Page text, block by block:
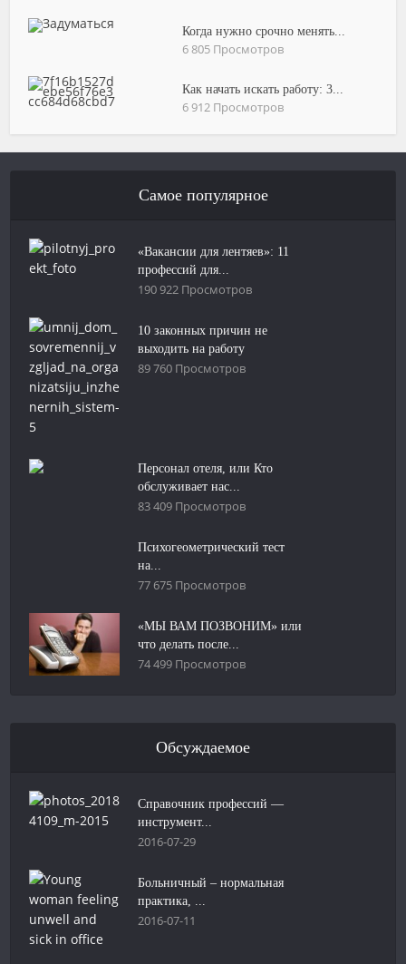
Когда нужно срочно менять...
6 805 Просмотров
Как начать искать работу: 3...
6 912 Просмотров
Самое популярное
«Вакансии для лентяев»: 11
профессий для...
190 922 Просмотров
10 законных причин не
выходить на работу
89 760 Просмотров
Персонал отеля, или Кто
обслуживает нас...
83 409 Просмотров
Психогеометрический тест
на...
77 675 Просмотров
«МЫ ВАМ ПОЗВОНИМ» или
что делать после...
74 499 Просмотров
Обсуждаемое
Справочник профессий —
инструмент...
2016-07-29
Больничный – нормальная
практика, ...
2016-07-11